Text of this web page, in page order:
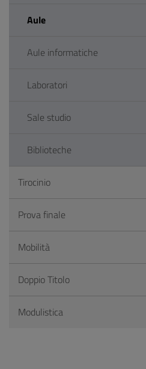
Aule
Aule informatiche
Laboratori
Sale studio
Biblioteche
Tirocinio
Prova finale
Mobilità
Doppio Titolo
Modulistica